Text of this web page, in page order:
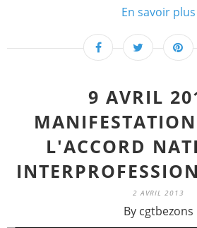
En savoir plus
9 AVRIL
L'ACCORD
2 AVRIL 2013
By cgtbezons